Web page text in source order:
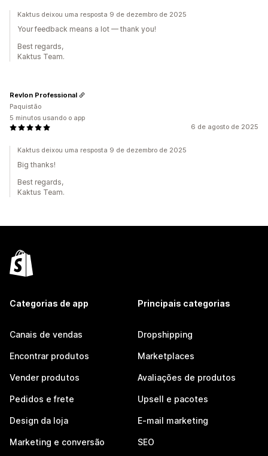
Kaktus deixou uma resposta 9 de dezembro de 2025
Your feedback means a lot — thank you!
Best regards,
Kaktus Team.
6 de agosto de 2025
Revlon Professional
Paquistão
5 minutos usando o app
Kaktus deixou uma resposta 9 de dezembro de 2025
Big thanks!
Best regards,
Kaktus Team.
Categorias de app
Canais de vendas
Encontrar produtos
Vender produtos
Pedidos e frete
Design da loja
Marketing e conversão
Principais categorias
Dropshipping
Marketplaces
Avaliações de produtos
Upsell e pacotes
E-mail marketing
SEO